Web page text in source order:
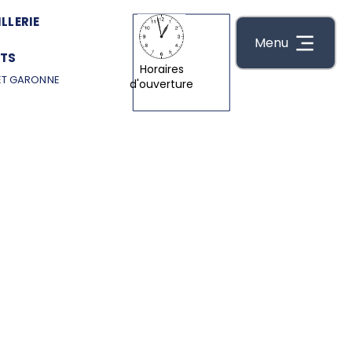
Menu
GARONNE
Horaires
d'ouverture